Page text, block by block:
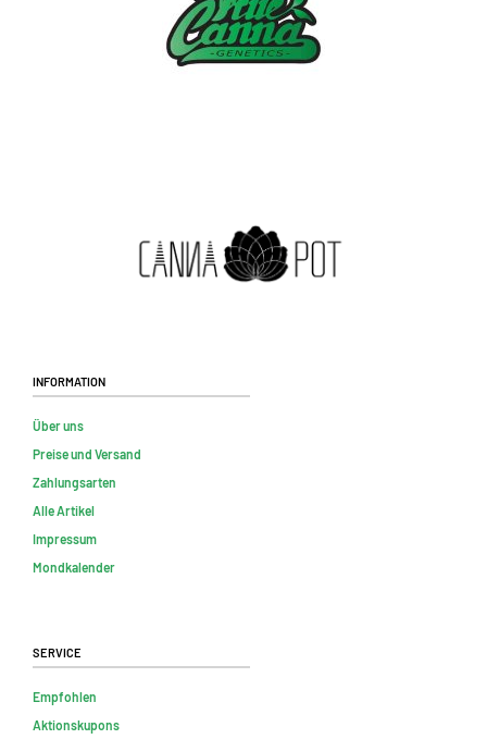
Information
Über uns
Preise und Versand
Zahlungsarten
Alle Artikel
Impressum
Mondkalender
Service
Empfohlen
Aktionskupons